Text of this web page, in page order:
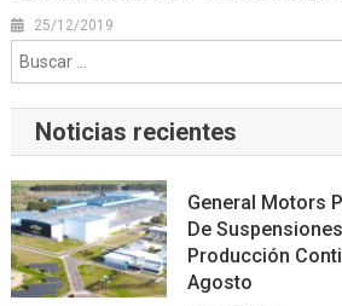
25/12/2019
Noticias recientes
General Motors
De
Producción
Agosto